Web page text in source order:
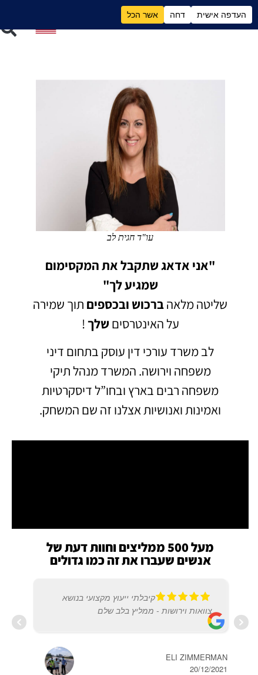
גירושים וכסף
עו"ד חגית לב
"אני אדאג שתקבל את המקסימום
שמגיע לך"
שליטה מלאהברכוש ובכספים תוך שמירה
על האינטרסים שלך!
לב משרד עורכי דין עוסק בתחום דיני
משפחה וירושה. המשרד מנהל תיקי
משפחה רבים בארץ ובחו”ל דיסקרטיות
ואמינות ואנושיות אצלנו זה שם המשחק.
מעל 500 ממליצים וחוות דעת של
אנשים שעברו את זה כמו גדולים
קיבלתי ייעוץ מקצועי בנושא
צוואות וירושות - ממליץ בלב שלם
ELI ZIMMERMAN
20/12/2021